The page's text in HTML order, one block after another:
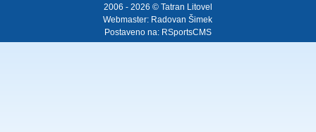
2006 - 2026 © Tatran Litovel
Webmaster: Radovan Šimek
Postaveno na: RSportsCMS